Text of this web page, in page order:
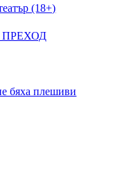
(18+)
бяха плешиви